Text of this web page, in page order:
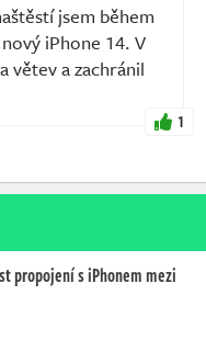
jsem během
iPhone 14. V
větev a zachránil
1
propojení s iPhonem mezi